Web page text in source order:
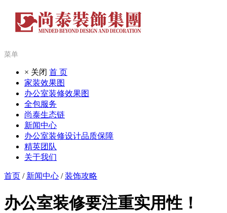
菜单
× 关闭 首 页
家装效果图
办公室装修效果图
全包服务
尚泰生态链
新闻中心
办公室装修设计品质保障
精英团队
关于我们
首页 / 新闻中心 /装饰攻略
办公室装修要注重实用性！